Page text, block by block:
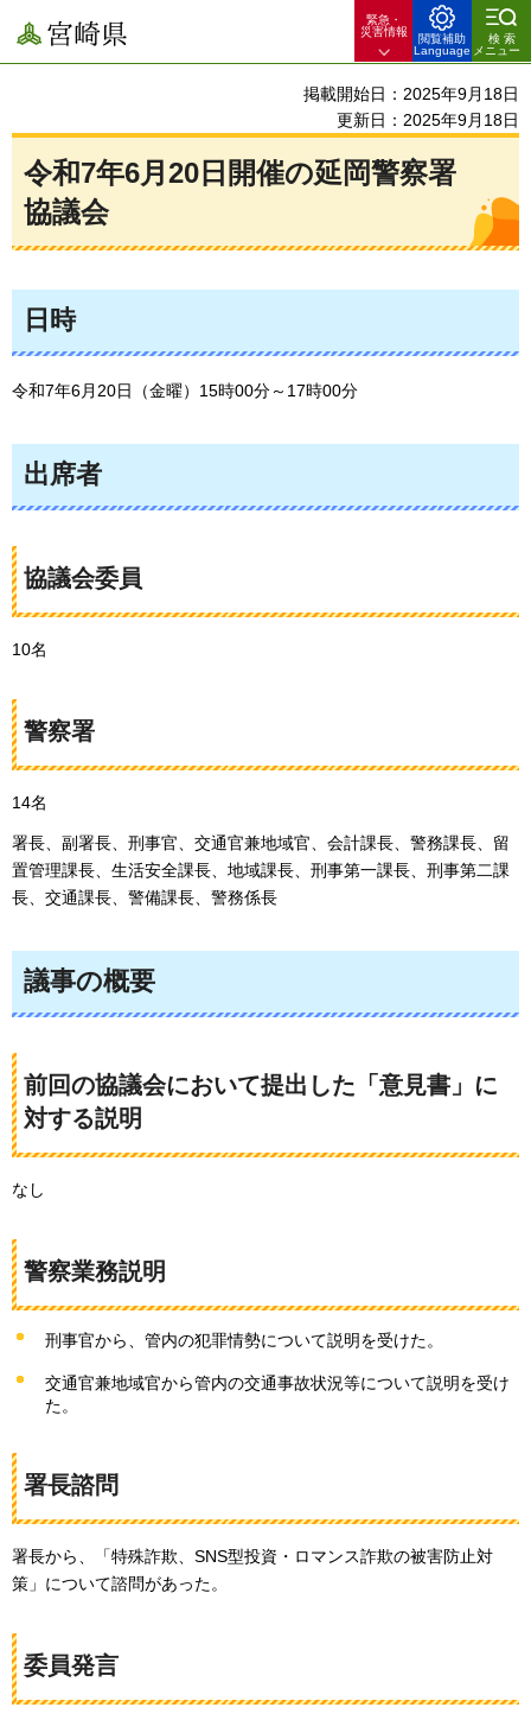
宮崎県
緊急・
災害情報
閲覧補助
Language
検索
メニュー
掲載開始日：2025年9月18日
更新日：2025年9月18日
令和7年6月20日開催の延岡警察署
協議会
日時
令和7年6月20日（金曜）15時00分～17時00分
出席者
協議会委員
10名
警察署
14名
署長、副署長、刑事官、交通官兼地域官、会計課長、警務課長、留
置管理課長、生活安全課長、地域課長、刑事第一課長、刑事第二課
長、交通課長、警備課長、警務係長
議事の概要
前回の協議会において提出した「意見書」に
対する説明
なし
警察業務説明
刑事官から、管内の犯罪情勢について説明を受けた。
交通官兼地域官から管内の交通事故状況等について説明を受け
た。
署長諮問
署長から、「特殊詐欺、SNS型投資・ロマンス詐欺の被害防止対
策」について諮問があった。
委員発言